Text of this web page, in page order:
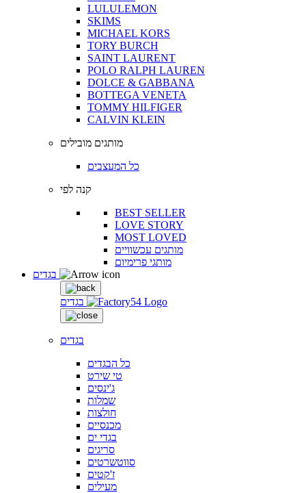
LULULEMON
SKIMS
MICHAEL KORS
TORY BURCH
SAINT LAURENT
POLO RALPH LAUREN
DOLCE & GABBANA
BOTTEGA VENETA
TOMMY HILFIGER
CALVIN KLEIN
מותגים מובילים
כל המעצבים
קנה לפי
BEST SELLER
LOVE STORY
MOST LOVED
מותגים עכשוויים
מותגי פרימיום
בגדים
בגדים
כל הבגדים
טי שירט
ג'ינסים
שמלות
חולצות
מכנסיים
בגדי ים
סריגים
סווטשרטים
ז'קטים
מעילים